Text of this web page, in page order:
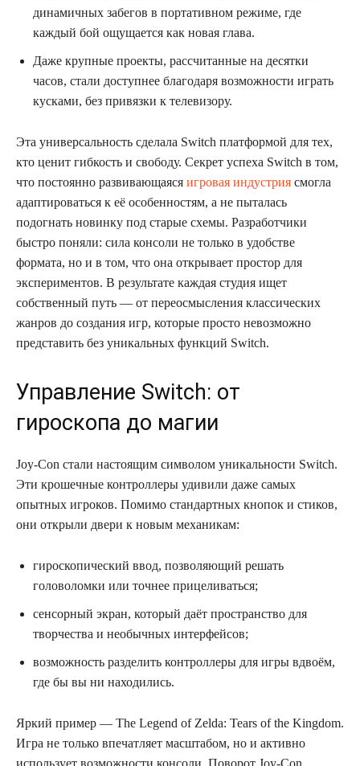
динамичных забегов в портативном режиме, где
каждый бой ощущается как новая глава.
Даже крупные проекты, рассчитанные на десятки
часов, стали доступнее благодаря возможности играть
кусками, без привязки к телевизору.
Эта универсальность сделала Switch платформой для тех,
кто ценит гибкость и свободу. Секрет успеха Switch в том,
что постоянно развивающаяся игровая индустрия смогла
адаптироваться к её особенностям, а не пыталась
подогнать новинку под старые схемы. Разработчики
быстро поняли: сила консоли не только в удобстве
формата, но и в том, что она открывает простор для
экспериментов. В результате каждая студия ищет
собственный путь — от переосмысления классических
жанров до создания игр, которые просто невозможно
представить без уникальных функций Switch.
Управление Switch: от
гироскопа до магии
Joy-Con стали настоящим символом уникальности Switch.
Эти крошечные контроллеры удивили даже самых
опытных игроков. Помимо стандартных кнопок и стиков,
они открыли двери к новым механикам:
гироскопический ввод, позволяющий решать
головоломки или точнее прицеливаться;
сенсорный экран, который даёт пространство для
творчества и необычных интерфейсов;
возможность разделить контроллеры для игры вдвоём,
где бы вы ни находились.
Яркий пример — The Legend of Zelda: Tears of the Kingdom.
Игра не только впечатляет масштабом, но и активно
использует возможности консоли. Поворот Joy-Con